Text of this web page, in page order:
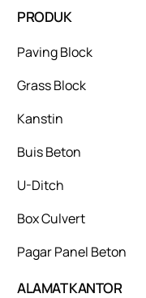
PRODUK
Paving Block
Grass Block
Kanstin
Buis Beton
U-Ditch
Box Culvert
Pagar Panel Beton
ALAMAT KANTOR